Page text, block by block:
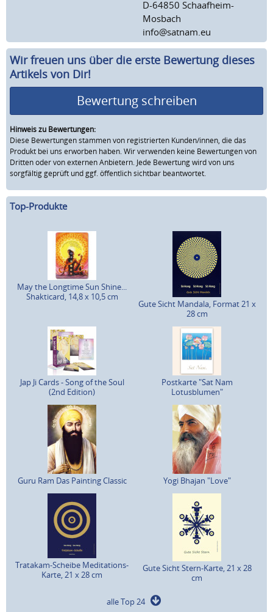
D-64850 Schaafheim-
Mosbach
info@satnam.eu
Wir freuen uns über die erste Bewertung dieses
Artikels von Dir!
Bewertung schreiben
Hinweis zu Bewertungen:
Diese Bewertungen stammen von registrierten Kunden/innen, die das
Produkt bei uns erworben haben. Wir verwenden keine Bewertungen von
Dritten oder von externen Anbietern. Jede Bewertung wird von uns
sorgfältig geprüft und ggf. öffentlich sichtbar beantwortet.
Top-Produkte
May the Longtime Sun Shine...
Shakticard, 14,8 x 10,5 cm
Gute Sicht Mandala, Format 21 x
28 cm
Jap Ji Cards - Song of the Soul
(2nd Edition)
Postkarte "Sat Nam
Lotusblumen"
Guru Ram Das Painting Classic Yogi Bhajan "Love"
Tratakam-Scheibe Meditations-
Karte, 21 x 28 cm
Gute Sicht Stern-Karte, 21 x 28
cm
alle Top 24